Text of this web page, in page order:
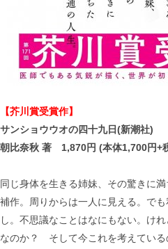
【芥川賞受賞作】
サンショウウオの四十九日(新潮社)
朝比奈秋 著 1,870円 (本体1,700円+
同じ身体を生きる姉妹、その驚きに
補作。周りからは一人に見える。で
し。不思議なことはなにもない。け
なのか？ そして今これを考えてい